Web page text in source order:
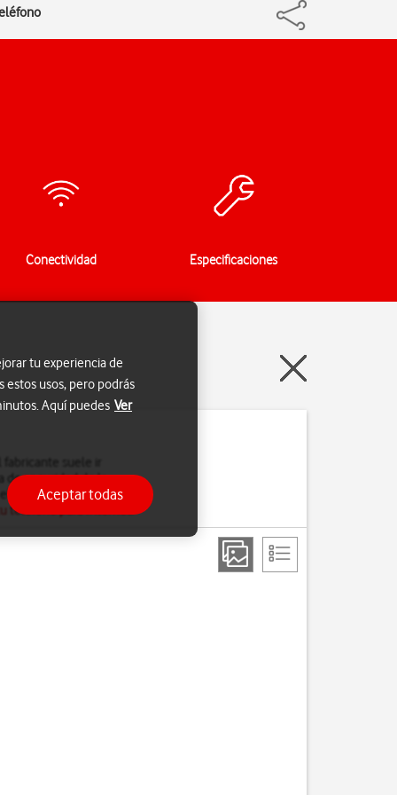
Conectividad Especificaciones
de seguridad de la
software del teléfono,
teléfono para Internet
tu experiencia de
estos usos, pero podrás
Aquí puedes Ver
Aceptar todas